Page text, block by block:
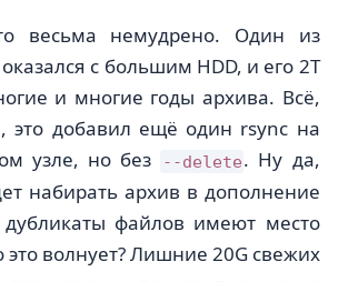
весьма немудрено. Один из
с большим HDD, и его 2T
и многие годы архива. Всё,
это добавил ещё один rsync на
узле, но без
--delete. Ну да,
набирать архив в дополнение
файлов имеют место
это волнует? Лишние 20G свежих